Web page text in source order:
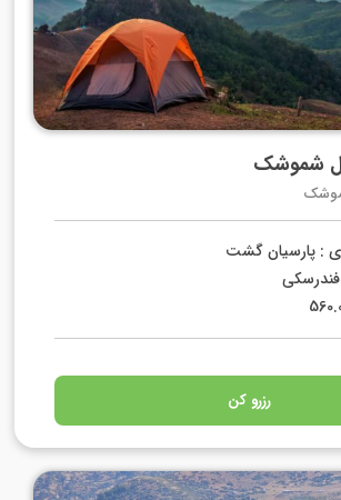
شموشک
: پارسیان گشت
فندرسکی
رزرو کن